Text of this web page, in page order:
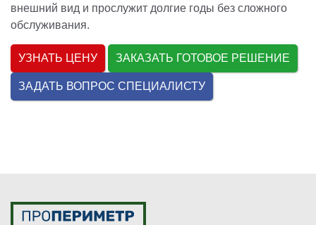
внешний вид и прослужит долгие годы без сложного
обслуживания.
УЗНАТЬ ЦЕНУ ЗАКАЗАТЬ ГОТОВОЕ РЕШЕНИЕ
ЗАДАТЬ ВОПРОС СПЕЦИАЛИСТУ